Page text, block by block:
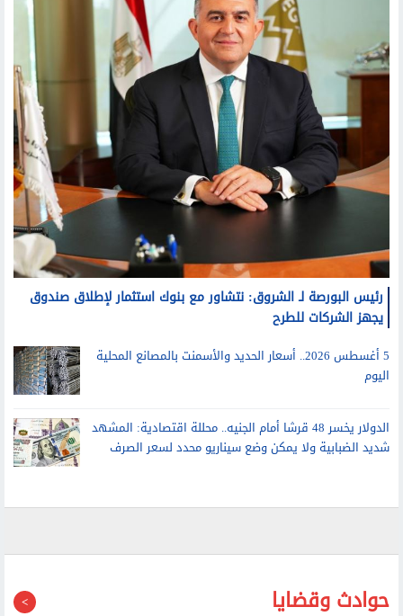
رئيس البورصة لـ الشروق: نتشاور مع بنوك استثمار لإطلاق صندوق
يجهز الشركات للطرح
5 أغسطس 2026.. أسعار الحديد والأسمنت بالمصانع المحلية
اليوم
الدولار يخسر 48 قرشا أمام الجنيه.. محللة اقتصادية: المشهد
شديد الضبابية ولا يمكن وضع سيناريو محدد لسعر الصرف